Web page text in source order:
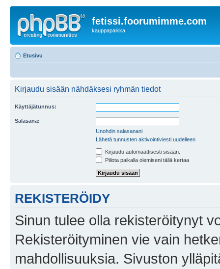
fetissi.foorumimme.com
kauppapaikka
Etusivu
Kirjaudu sisään nähdäksesi ryhmän tiedot
Käyttäjätunnus:
Salasana:
Unohdin salasanani
Lähetä tunnusten aktivointiviesti uudelleen
Kirjaudu automaattisesti sisään.
Piilota paikalla olemiseni tällä kertaa
REKISTERÖIDY
Sinun tulee olla rekisteröitynyt
Rekisteröityminen vie vain
mahdollisuuksia. Sivuston